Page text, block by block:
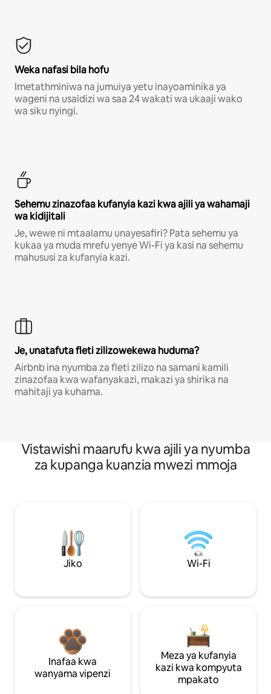
Weka nafasi bila hofu
Imetathminiwa na jumuiya yetu inayoaminika ya
wageni na usaidizi wa saa 24 wakati wa ukaaji wako
wa siku nyingi.
Sehemu zinazofaa kufanyia kazi kwa ajili ya wahamaji
wa kidijitali
Je, wewe ni mtaalamu unayesafiri? Pata sehemu ya
kukaa ya muda mrefu yenye Wi-Fi ya kasi na sehemu
mahususi za kufanyia kazi.
Je, unatafuta fleti zilizowekewa huduma?
Airbnb ina nyumba za fleti zilizo na samani kamili
zinazofaa kwa wafanyakazi, makazi ya shirika na
mahitaji ya kuhama.
Vistawishi maarufu kwa ajili ya nyumba
za kupanga kuanzia mwezi mmoja
Jiko Wi-Fi
Inafaa kwa
wanyama vipenzi
Meza ya kufanyia
kazi kwa kompyuta
mpakato